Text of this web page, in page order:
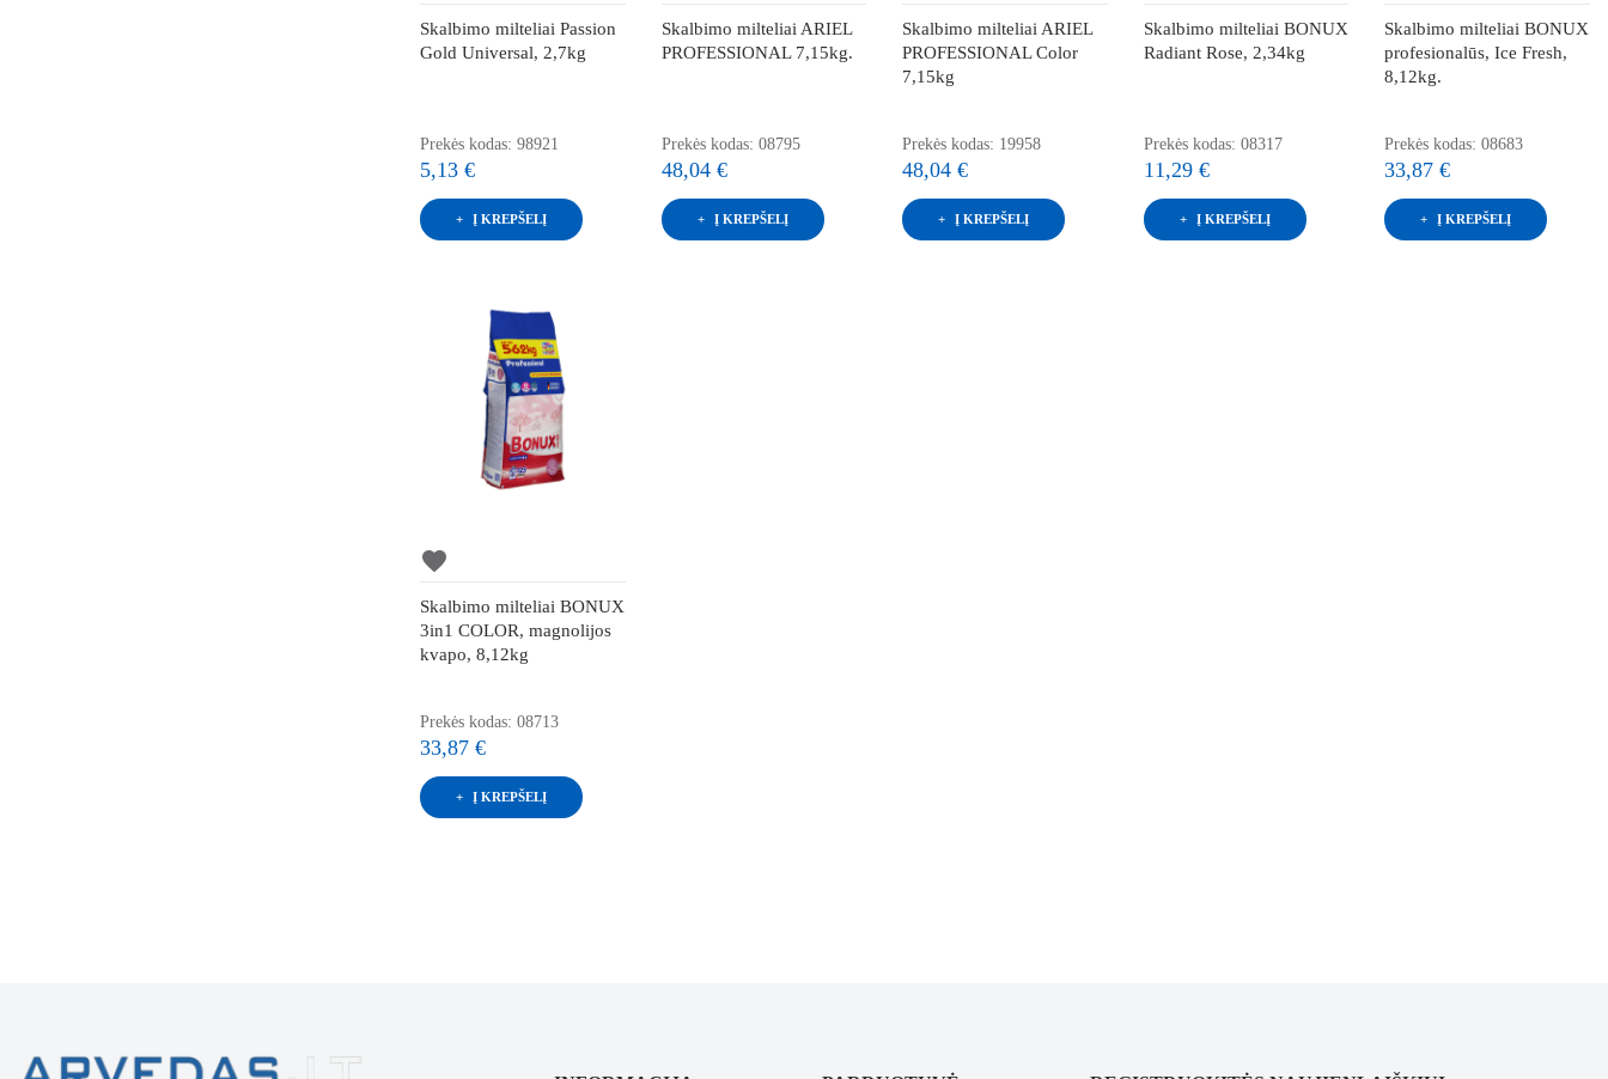
Skalbimo milteliai Passion
Gold Universal, 2,7kg
Prekės kodas: 98921
5,13 €
Į KREPŠELĮ
Skalbimo milteliai ARIEL
PROFESSIONAL 7,15kg.
Prekės kodas: 08795
48,04 €
Į KREPŠELĮ
Skalbimo milteliai ARIEL
PROFESSIONAL Color
7,15kg
Prekės kodas: 19958
48,04 €
Į KREPŠELĮ
Skalbimo milteliai BONUX
Radiant Rose, 2,34kg
Prekės kodas: 08317
11,29 €
Į KREPŠELĮ
Skalbimo milteliai BONUX
profesionalūs, Ice Fresh,
8,12kg.
Prekės kodas: 08683
33,87 €
Į KREPŠELĮ
favorite
Skalbimo milteliai BONUX
3in1 COLOR, magnolijos
kvapo, 8,12kg
Prekės kodas: 08713
33,87 €
Į KREPŠELĮ